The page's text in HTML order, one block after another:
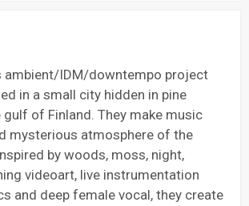
ambient/IDM/downtempo project
in a small city hidden in pine
of Finland. They make music
mysterious atmosphere of the
by woods, moss, night,
videoart, live instrumentation
and deep female vocal, they create